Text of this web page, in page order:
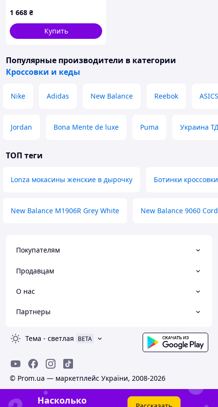
1 668 ₴
Купить
Популярные производители в категории
Кроссовки и кеды
Nike Adidas New Balance Reebok ASICS
Jordan Bona Mente de luxe Puma Украина
ТОП теги
Lonza мокасины женские в дырочку Ботинки
New Balance M1906R Grey White New Balance 9060
Покупателям
Продавцам
О нас
Партнеры
Тема - светлая BETA
© Prom.ua — маркетплейс України, 2008-2026
Насколько